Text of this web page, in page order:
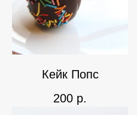
Кейк Попс
200 р.